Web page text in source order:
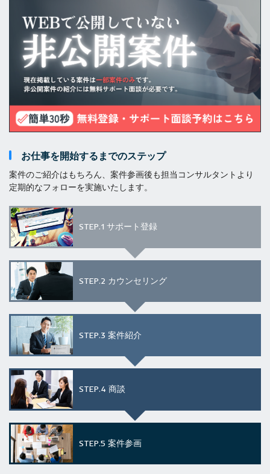
お仕事を開始するまでのステップ
案件のご紹介はもちろん、案件参画後も担当コンサルタントより
定期的なフォローを実施いたします。
STEP.1 サポート登録
STEP.2 カウンセリング
STEP.3 案件紹介
STEP.4 商談
STEP.5 案件参画